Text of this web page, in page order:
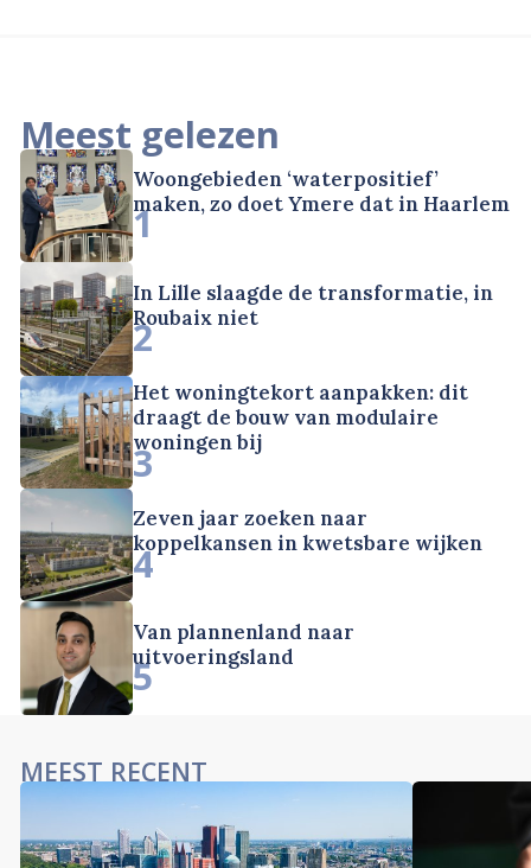
Meest gelezen
Woongebieden ‘waterpositief’
maken, zo doet Ymere dat in Haarlem
1
In Lille slaagde de transformatie, in
Roubaix niet
2
Het woningtekort aanpakken: dit
draagt de bouw van modulaire
woningen bij
3
Zeven jaar zoeken naar
koppelkansen in kwetsbare wijken
4
Van plannenland naar
uitvoeringsland
5
MEEST RECENT